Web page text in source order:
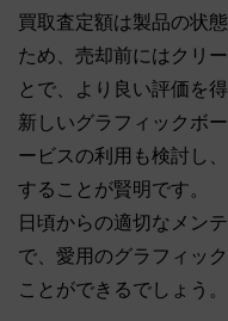
買取査定額は製品の状
ため、売却前にはクリ
とで、より良い評価を
新しいグラフィックボ
ービスの利用も検討し
することが賢明です。
日頃からの適切なメン
で、愛用のグラフィッ
ことができるでしょう。